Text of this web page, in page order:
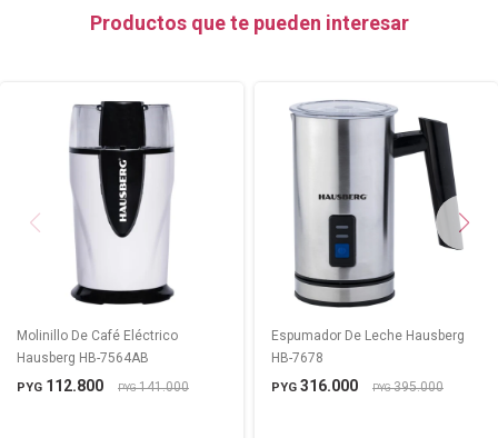
Productos que te pueden interesar
Molinillo De Café Eléctrico
Hausberg HB-7564AB
PYG 112.800 PYG141.000
Espumador De Leche Hausberg
HB-7678
PYG 316.000 PYG395.000